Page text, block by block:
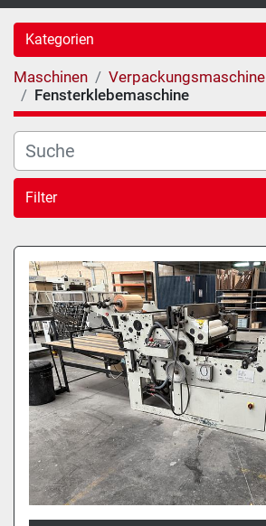
Kategorien
Maschinen
Verpackungsmaschine
Fensterklebemaschine
Filter
Sortieren nach